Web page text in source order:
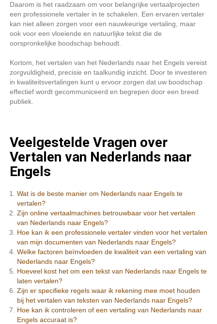
Daarom is het raadzaam om voor belangrijke vertaalprojecten
een professionele vertaler in te schakelen. Een ervaren vertaler
kan niet alleen zorgen voor een nauwkeurige vertaling, maar
ook voor een vloeiende en natuurlijke tekst die de
oorspronkelijke boodschap behoudt.
Kortom, het vertalen van het Nederlands naar het Engels vereist
zorgvuldigheid, precisie en taalkundig inzicht. Door te investeren
in kwaliteitsvertalingen kunt u ervoor zorgen dat uw boodschap
effectief wordt gecommuniceerd en begrepen door een breed
publiek.
Veelgestelde Vragen over
Vertalen van Nederlands naar
Engels
Wat is de beste manier om Nederlands naar Engels te
vertalen?
Zijn online vertaalmachines betrouwbaar voor het vertalen
van Nederlands naar Engels?
Hoe kan ik een professionele vertaler vinden voor het vertalen
van mijn documenten van Nederlands naar Engels?
Welke factoren beïnvloeden de kwaliteit van een vertaling van
Nederlands naar Engels?
Hoeveel kost het om een tekst van Nederlands naar Engels te
laten vertalen?
Zijn er specifieke regels waar ik rekening mee moet houden
bij het vertalen van teksten van Nederlands naar Engels?
Hoe kan ik controleren of een vertaling van Nederlands naar
Engels accuraat is?